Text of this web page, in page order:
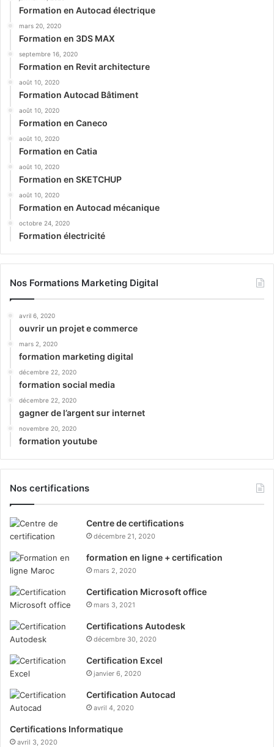
Formation en Autocad électrique
mars 20, 2020
Formation en 3DS MAX
septembre 16, 2020
Formation en Revit architecture
août 10, 2020
Formation Autocad Bâtiment
août 10, 2020
Formation en Caneco
août 10, 2020
Formation en Catia
août 10, 2020
Formation en SKETCHUP
août 10, 2020
Formation en Autocad mécanique
octobre 24, 2020
Formation électricité
Nos Formations Marketing Digital
avril 6, 2020
ouvrir un projet e commerce
mars 2, 2020
formation marketing digital
décembre 22, 2020
formation social media
décembre 22, 2020
gagner de l’argent sur internet
novembre 20, 2020
formation youtube
Nos certifications
Centre de certifications
décembre 21, 2020
formation en ligne + certification
mars 2, 2020
Certification Microsoft office
mars 3, 2021
Certifications Autodesk
décembre 30, 2020
Certification Excel
janvier 6, 2020
Certification Autocad
avril 4, 2020
Certifications Informatique
avril 3, 2020